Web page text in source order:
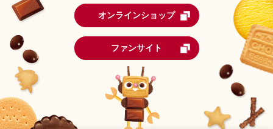
オンラインショップ
ファンサイト